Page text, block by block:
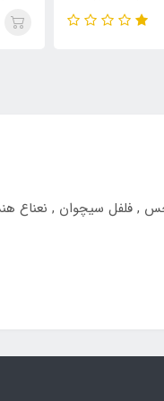
, فلفل سیچوان , نعناع